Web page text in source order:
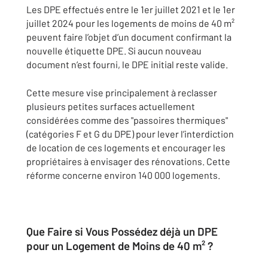
Les DPE effectués entre le 1er juillet 2021 et le 1er
juillet 2024 pour les logements de moins de 40 m²
peuvent faire l’objet d’un document confirmant la
nouvelle étiquette DPE. Si aucun nouveau
document n’est fourni, le DPE initial reste valide.
Cette mesure vise principalement à reclasser
plusieurs petites surfaces actuellement
considérées comme des "passoires thermiques"
(catégories F et G du DPE) pour lever l’interdiction
de location de ces logements et encourager les
propriétaires à envisager des rénovations. Cette
réforme concerne environ 140 000 logements.
Que Faire si Vous Possédez déjà un DPE
pour un Logement de Moins de 40 m² ?